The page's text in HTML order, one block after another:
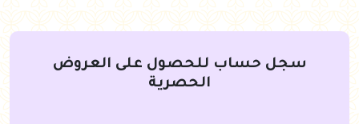
سجل حساب للحصول على العروض
الحصرية